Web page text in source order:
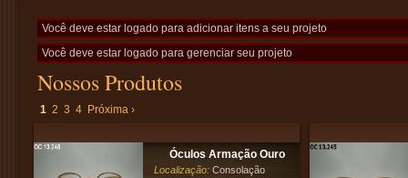
Você deve estar logado para adicionar itens a seu projeto
Você deve estar logado para gerenciar seu projeto
Nossos Produtos
1 2 3 4 Próxima ›
Óculos Armação Ouro
Localização: Consolação